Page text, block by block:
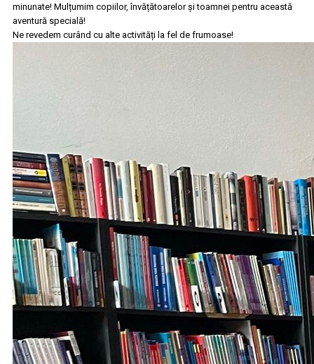
minunate! Mulțumim copiilor, învățătoarelor și toamnei pentru această
aventură specială!
Ne revedem curând cu alte activități la fel de frumoase!